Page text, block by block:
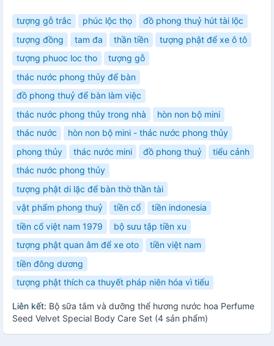
tượng gỗ trắc phúc lộc thọ
đồ phong thuỷ hút tài lộc
tượng đồng
tam đa thần tiền
tượng phật để xe ô tô
tượng phuoc loc tho
tượng gỗ
thác nước phong thủy để bàn
đồ phong thuỷ để bàn làm việc
thác nước phong thủy trong nhà
hòn non bộ mini
thác nước
hòn non bộ mini - thác nước phong thủy
phong thủy
thác nước mini đồ phong thuỷ
tiểu cảnh
thác nước phong thủy
tượng phật di lặc để bàn thờ thần tài
vật phẩm phong thuỷ
tiền cổ
tiền indonesia
tiền cổ việt nam 1979
bộ sưu tập tiền xu
tượng phật quan âm để xe oto
tiền việt nam
tiền đông dương
tượng phật thích ca thuyết pháp niên hóa vì tiếu
Liên kết: Bộ sữa tắm và dưỡng thể hương nước hoa Perfume
Seed Velvet Special Body Care Set (4 sản phẩm)